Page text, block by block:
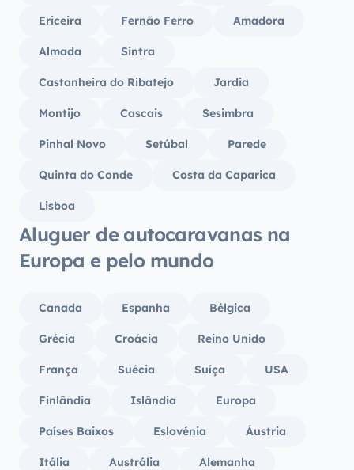
Ericeira Fernão Ferro Amadora
Almada Sintra
Castanheira do Ribatejo Jardia
Montijo Cascais Sesimbra
Pinhal Novo Setúbal Parede
Quinta do Conde Costa da Caparica
Lisboa
Aluguer de autocaravanas na
Europa e pelo mundo
Canada Espanha Bélgica
Grécia Croácia Reino Unido
França Suécia Suíça USA
Finlândia Islândia Europa
Países Baixos Eslovénia Áustria
Itália Austrália Alemanha